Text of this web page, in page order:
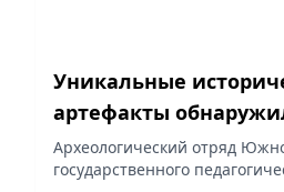
Уникальные
артефакты
раскопках
Археологический отряд
государственного